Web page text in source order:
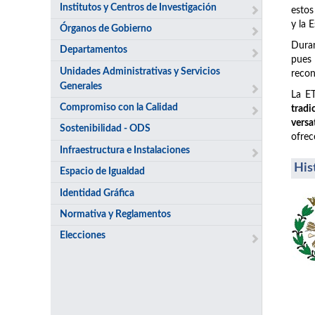
Institutos y Centros de Investigación
Órganos de Gobierno
Departamentos
Unidades Administrativas y Servicios
Generales
Compromiso con la Calidad
Sostenibilidad - ODS
Infraestructura e Instalaciones
Espacio de Igualdad
Identidad Gráfica
Normativa y Reglamentos
Elecciones
y la
pues
La